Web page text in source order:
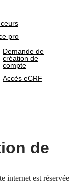
pro
Demande de
création de
compte
Accès eCRF
de
internet est réservée